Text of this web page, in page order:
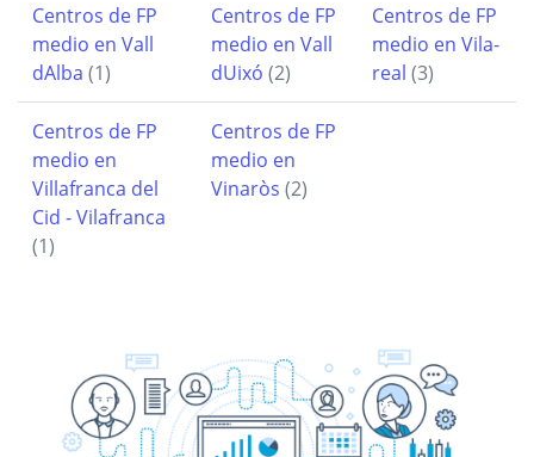
Centros de FP
medio en Vall
dAlba (1)
Centros de FP
medio en Vall
dUixó (2)
Centros de FP
medio en Vila-
real (3)
Centros de FP
medio en
Villafranca del
Cid - Vilafranca
(1)
Centros de FP
medio en
Vinaròs (2)